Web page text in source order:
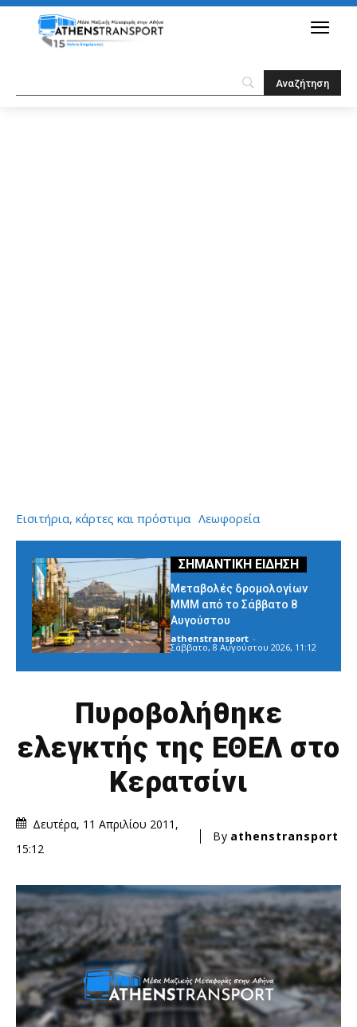
Εισιτήρια, κάρτες και πρόστιμα Λεωφορεία
Μεταβολές δρομολογίων
ΜΜΜ από το Σάββατο 8
Αυγούστου
athenstransport -
Σάββατο, 8 Αυγούστου 2026, 11:12
Πυροβολήθηκε
ελεγκτής της ΕΘΕΛ στο
Κερατσίνι
Δευτέρα, 11 Απριλίου 2011,
15:12
By athenstransport